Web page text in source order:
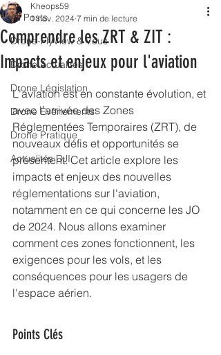
All Posts
Drone-FlyView & Vous
Drone Actualités
Drone Législation
Drone Évènements
Drone Pratique
Actualités DJI
Comprendre les ZRT & ZIT :
Impacts et enjeux pour l'aviation
Kheops59
1 nov. 2024 7 min de lecture
L'aviation est en constante évolution, et
avec l'arrivée des Zones
Réglementées Temporaires (ZRT), de
nouveaux défis et opportunités se
présentent. Cet article explore les
impacts et enjeux des nouvelles
réglementations sur l'aviation,
notamment en ce qui concerne les JO
de 2024. Nous allons examiner
comment ces zones fonctionnent, les
exigences pour les vols, et les
conséquences pour les usagers de
l'espace aérien.
Points Clés